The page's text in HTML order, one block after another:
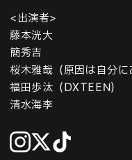
<出演者>
藤本洸大
簡秀吉
桜木雅哉（原因は自分に
福田歩汰（DXTEEN）
清水海李